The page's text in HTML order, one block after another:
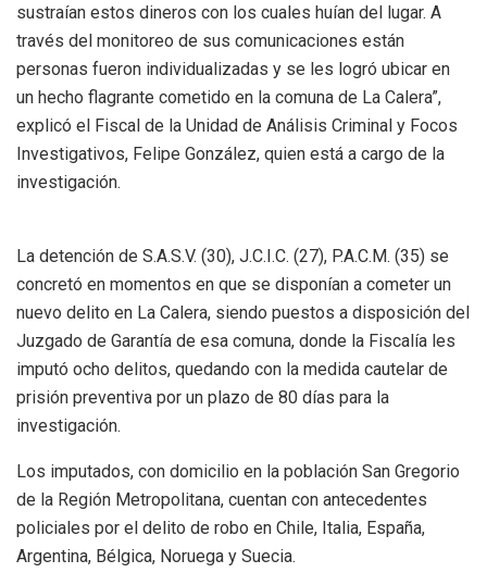
sustraían estos dineros con los cuales huían del lugar. A
través del monitoreo de sus comunicaciones están
personas fueron individualizadas y se les logró ubicar en
un hecho flagrante cometido en la comuna de La Calera”,
explicó el Fiscal de la Unidad de Análisis Criminal y Focos
Investigativos, Felipe González, quien está a cargo de la
investigación.
La detención de S.A.S.V. (30), J.C.I.C. (27), P.A.C.M. (35) se
concretó en momentos en que se disponían a cometer un
nuevo delito en La Calera, siendo puestos a disposición del
Juzgado de Garantía de esa comuna, donde la Fiscalía les
imputó ocho delitos, quedando con la medida cautelar de
prisión preventiva por un plazo de 80 días para la
investigación.
Los imputados, con domicilio en la población San Gregorio
de la Región Metropolitana, cuentan con antecedentes
policiales por el delito de robo en Chile, Italia, España,
Argentina, Bélgica, Noruega y Suecia.